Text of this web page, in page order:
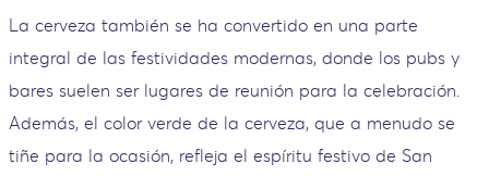
La cerveza también se ha convertido en una parte
integral de las festividades modernas, donde los pubs y
bares suelen ser lugares de reunión para la celebración.
Además, el color verde de la cerveza, que a menudo se
tiñe para la ocasión, refleja el espíritu festivo de San